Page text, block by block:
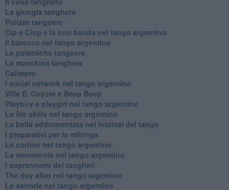
La giungla tanghera
Polizze tanguere
Cip e Ciop e la loro banda nel tango argentino
Il barocco nel tango argentino
Le polemiche tanguere
La macchina tanghera
Calimero
​I social network nel tango argentino
Wile E. Coyote e Beep Beep
Playboy e playgirl nel tango argentino
Le life skills nel tango argentino
La bella addormentata nel festival del tango
I preparativi per la milonga
Le cortine nel tango argentino
La monotonia nel tango argentino
I soprannomi dei tangheri
The day after nel tango argentino
Le sartorie nel tango argentino